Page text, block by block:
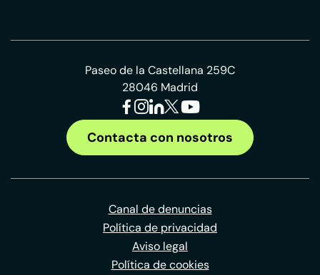
Paseo de la Castellana 259C
28046 Madrid
Contacta con nosotros
Canal de denuncias
Política de privacidad
Aviso legal
Política de cookies